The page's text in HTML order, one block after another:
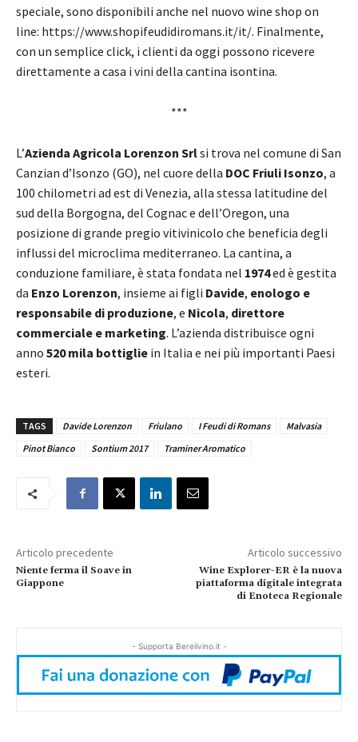
speciale, sono disponibili anche nel nuovo wine shop on
line: https://www.shopifeudidiromans.it/it/. Finalmente,
con un semplice click, i clienti da oggi possono ricevere
direttamente a casa i vini della cantina isontina.
***
L’Azienda Agricola Lorenzon Srlsi trova nel comune di San
Canzian d’Isonzo (GO), nel cuore della DOC Friuli Isonzo, a
100 chilometri ad est di Venezia, alla stessa latitudine del
sud della Borgogna, del Cognac e dell’Oregon, una
posizione di grande pregio vitivinicolo che beneficia degli
influssi del microclima mediterraneo. La cantina, a
conduzione familiare, è stata fondata nel 1974ed è gestita
da Enzo Lorenzon, insieme ai figli Davide, enologo e
responsabile di produzione, e Nicola, direttore
commerciale e marketing. L’azienda distribuisce ogni
anno 520 mila bottiglie in Italia e nei più importanti Paesi
esteri.
TAGS Davide Lorenzon Friulano I Feudi di Romans
Malvasia
Pinot Bianco
Sontium 2017 Traminer Aromatico
Articolo precedente
Niente ferma il Soave in
Giappone
Articolo successivo
Wine Explorer-ER è la nuova
piattaforma digitale integrata
di Enoteca Regionale
- Supporta Bereilvino.it -